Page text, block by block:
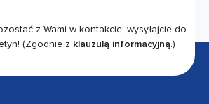
z Wami w kontakcie, wysyłajcie do
(Zgodnie z klauzulą informacyjną.)